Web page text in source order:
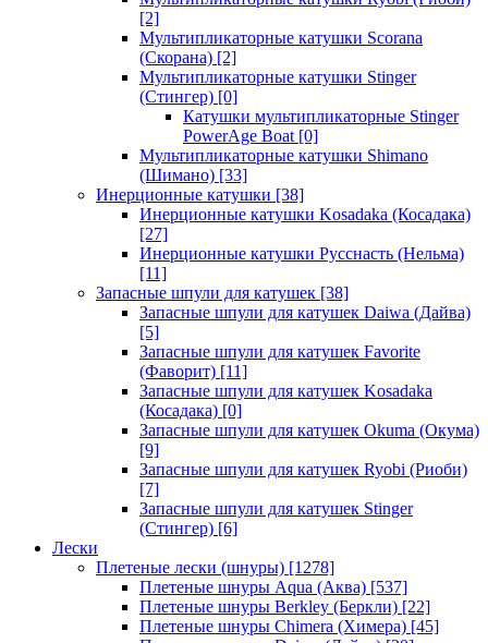
[2]
Мультипликаторные катушки Scorana
(Скорана) [2]
Мультипликаторные катушки Stinger
(Стингер) [0]
Катушки мультипликаторные Stinger
PowerAge Boat [0]
Мультипликаторные катушки Shimano
(Шимано) [33]
Инерционные катушки [38]
Инерционные катушки Kosadaka (Косадака)
[27]
Инерционные катушки Русснасть (Нельма)
[11]
Запасные шпули для катушек [38]
Запасные шпули для катушек Daiwa (Дайва)
[5]
Запасные шпули для катушек Favorite
(Фаворит) [11]
Запасные шпули для катушек Kosadaka
(Косадака) [0]
Запасные шпули для катушек Okuma (Окума)
[9]
Запасные шпули для катушек Ryobi (Риоби)
[7]
Запасные шпули для катушек Stinger
(Стингер) [6]
Лески
Плетеные лески (шнуры) [1278]
Плетеные шнуры Aqua (Аква) [537]
Плетеные шнуры Berkley (Беркли) [22]
Плетеные шнуры Chimera (Химера) [45]